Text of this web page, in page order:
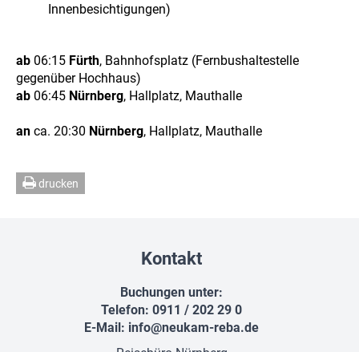
Innenbesichtigungen)
ab 06:15 Fürth, Bahnhofsplatz (Fernbushaltestelle
gegenüber Hochhaus)
ab 06:45 Nürnberg, Hallplatz, Mauthalle
an ca. 20:30 Nürnberg, Hallplatz, Mauthalle
drucken
Kontakt
Buchungen unter:
Telefon: 0911 / 202 29 0
E-Mail: info@neukam-reba.de